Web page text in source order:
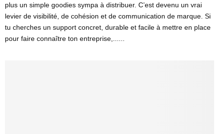
plus un simple goodies sympa à distribuer. C’est devenu un vrai
levier de visibilité, de cohésion et de communication de marque. Si
tu cherches un support concret, durable et facile à mettre en place
pour faire connaître ton entreprise,......